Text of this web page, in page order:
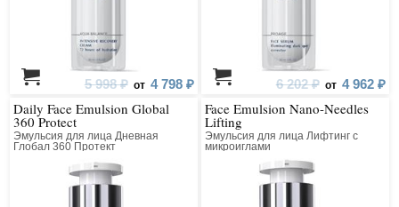
5 998 ₽ от 4 798 ₽ 6 202 ₽ от 4 962 ₽
Daily Face Emulsion Global
360 Protect
Эмульсия для лица Дневная
Глобал 360 Протект
Face Emulsion Nano-Needles
Lifting
Эмульсия для лица Лифтинг с
микроиглами